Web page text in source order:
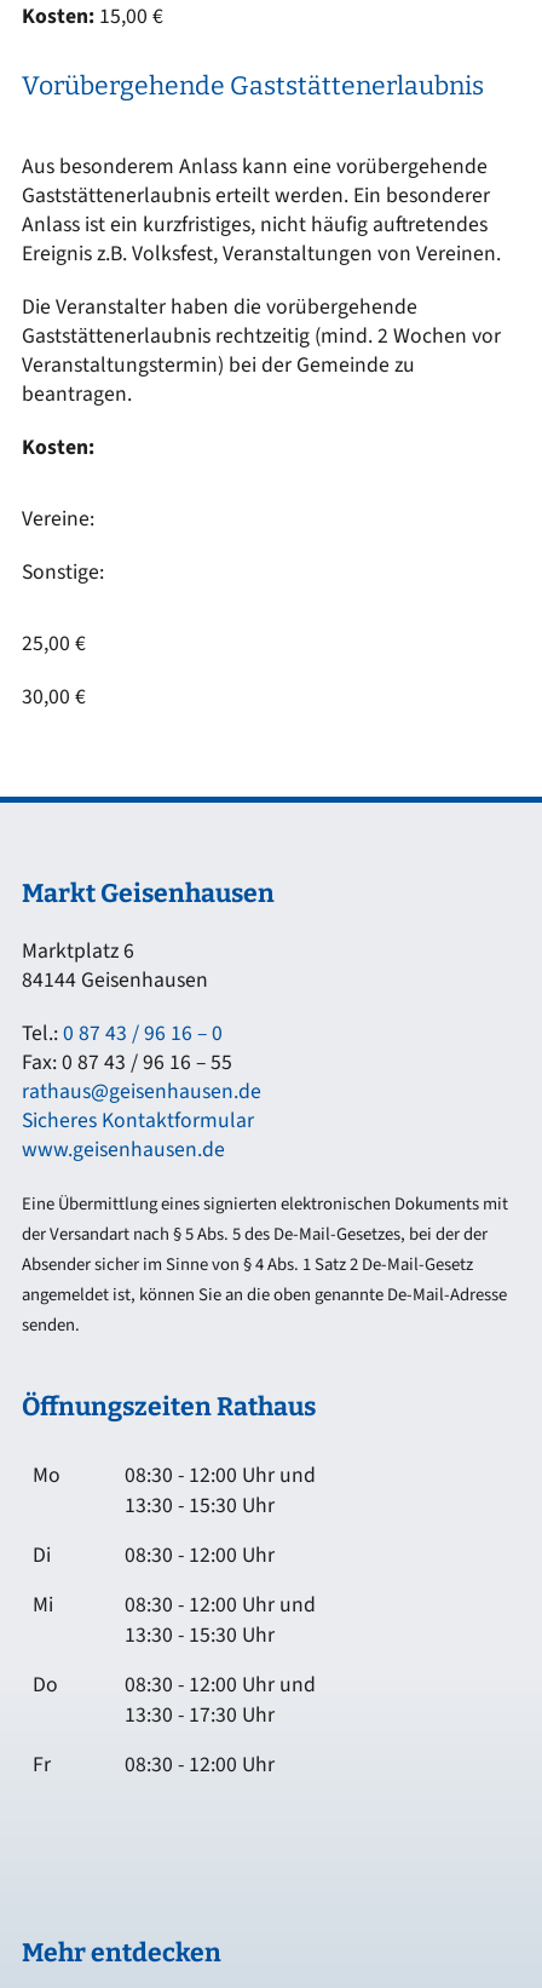
Kosten: 15,00 €
Vorübergehende Gaststättenerlaubnis
Aus besonderem Anlass kann eine vorübergehende
Gaststättenerlaubnis erteilt werden. Ein besonderer
Anlass ist ein kurzfristiges, nicht häufig auftretendes
Ereignis z.B. Volksfest, Veranstaltungen von Vereinen.
Die Veranstalter haben die vorübergehende
Gaststättenerlaubnis rechtzeitig (mind. 2 Wochen vor
Veranstaltungstermin) bei der Gemeinde zu
beantragen.
Kosten:
Vereine:
Sonstige:
25,00 €
30,00 €
Markt Geisenhausen
Marktplatz 6
84144 Geisenhausen
Tel.:0 87 43 / 96 16 – 0
Fax: 0 87 43 / 96 16 – 55
rathaus@geisenhausen.de
Sicheres Kontaktformular
www.geisenhausen.de
Eine Übermittlung eines signierten elektronischen Dokuments mit
der Versandart nach § 5 Abs. 5 des De-Mail-Gesetzes, bei der der
Absender sicher im Sinne von § 4 Abs. 1 Satz 2 De-Mail-Gesetz
angemeldet ist, können Sie an die oben genannte De-Mail-Adresse
senden.
Öffnungszeiten Rathaus
Mo
08:30 - 12:00 Uhr und
13:30 - 15:30 Uhr
Di
08:30 - 12:00 Uhr
Mi
08:30 - 12:00 Uhr und
13:30 - 15:30 Uhr
Do
08:30 - 12:00 Uhr und
13:30 - 17:30 Uhr
Fr
08:30 - 12:00 Uhr
Mehr entdecken